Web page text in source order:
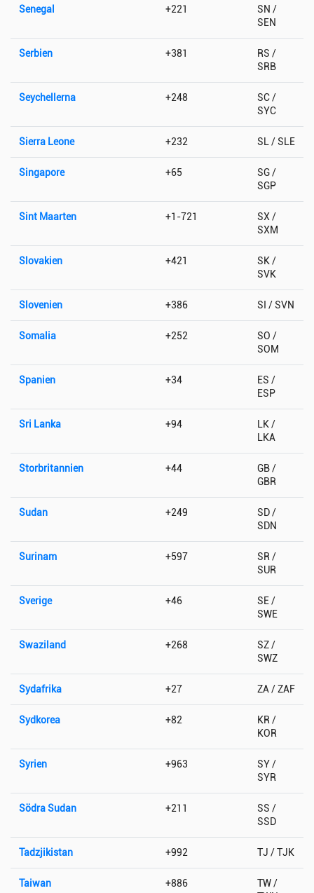
Senegal +221
SN /
SEN
Serbien +381
RS /
SRB
Seychellerna +248
SC /
SYC
Sierra Leone +232 SL / SLE
Singapore +65
SG /
SGP
Sint Maarten +1-721
SX /
SXM
Slovakien +421
SK /
SVK
Slovenien +386 SI / SVN
Somalia +252
SO /
SOM
Spanien +34
ES /
ESP
Sri Lanka +94
LK /
LKA
Storbritannien +44
GB /
GBR
Sudan +249
SD /
SDN
Surinam +597
SR /
SUR
Sverige +46
SE /
SWE
Swaziland +268
SZ /
SWZ
Sydafrika +27 ZA / ZAF
Sydkorea +82
KR /
KOR
Syrien +963
SY /
SYR
Södra Sudan +211
SS /
SSD
Tadzjikistan +992 TJ / TJK
Taiwan +886
TW /